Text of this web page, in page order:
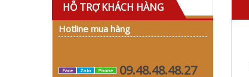
HỖ TRỢ KHÁCH HÀNG
Hotline mua hàng
Face Zalo Phone 09.48.48.48.27